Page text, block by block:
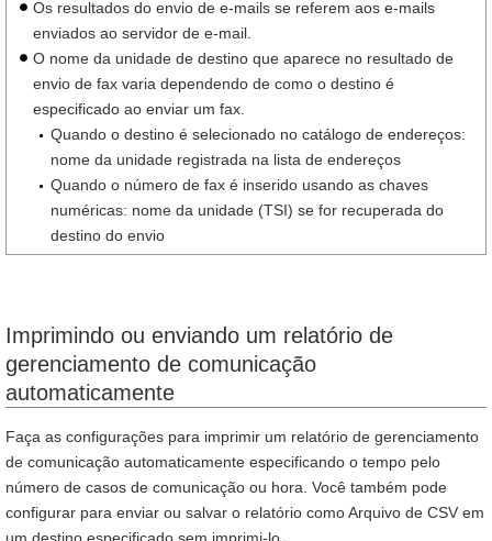
Os resultados do envio de e-mails se referem aos e-mails
enviados ao servidor de e-mail.
O nome da unidade de destino que aparece no resultado de
envio de fax varia dependendo de como o destino é
especificado ao enviar um fax.
Quando o destino é selecionado no catálogo de endereços:
nome da unidade registrada na lista de endereços
Quando o número de fax é inserido usando as chaves
numéricas: nome da unidade (TSI) se for recuperada do
destino do envio
Imprimindo ou enviando um relatório de
gerenciamento de comunicação
automaticamente
Faça as configurações para imprimir um relatório de gerenciamento
de comunicação automaticamente especificando o tempo pelo
número de casos de comunicação ou hora. Você também pode
configurar para enviar ou salvar o relatório como Arquivo de CSV em